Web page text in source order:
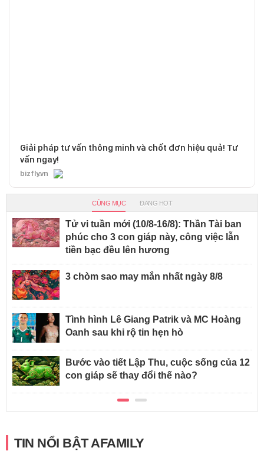
Giải pháp tư vấn thông minh và chốt đơn hiệu quả! Tư
vấn ngay!
bizfly.vn
CÙNG MỤC ĐANG HOT
Tử vi tuần mới (10/8-16/8): Thần Tài ban
phúc cho 3 con giáp này, công việc lẫn
tiền bạc đều lên hương
3 chòm sao may mắn nhất ngày 8/8
Tình hình Lê Giang Patrik và MC Hoàng
Oanh sau khi rộ tin hẹn hò
Bước vào tiết Lập Thu, cuộc sống của 12
con giáp sẽ thay đổi thế nào?
TIN NỔI BẬT AFAMILY